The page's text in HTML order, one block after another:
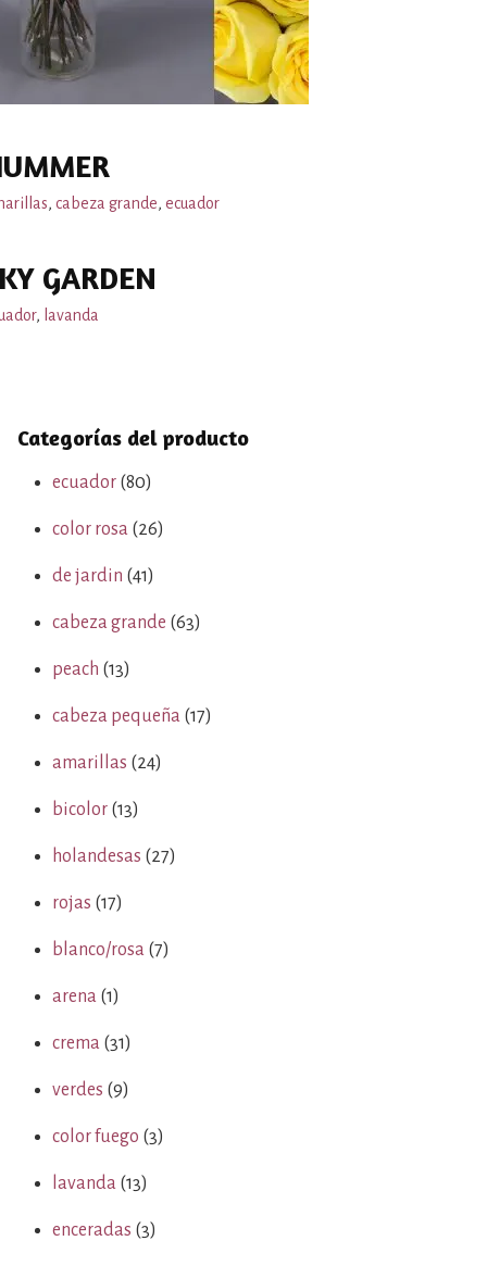
, cabeza grande, ecuador
GARDEN
, lavanda
Categorías del producto
ecuador (80)
color rosa (26)
de jardin (41)
cabeza grande (63)
peach (13)
cabeza pequeña (17)
amarillas (24)
bicolor (13)
holandesas (27)
rojas (17)
blanco/rosa (7)
arena (1)
crema (31)
verdes (9)
color fuego (3)
lavanda (13)
enceradas (3)